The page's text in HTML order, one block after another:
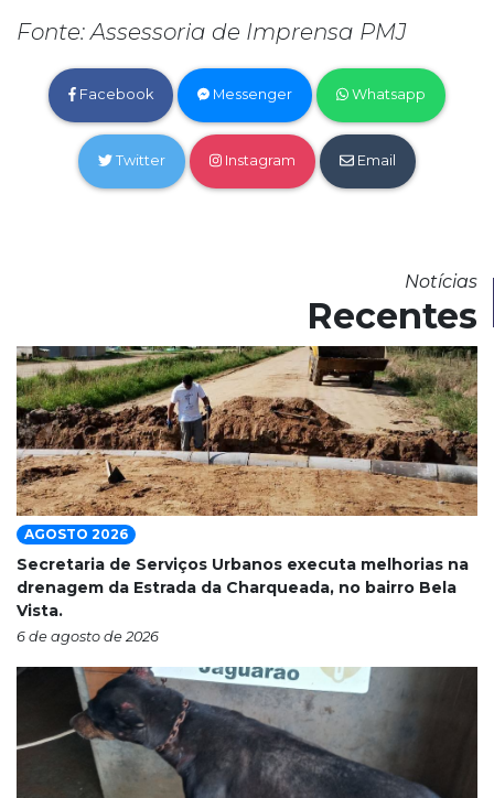
Fonte: Assessoria de Imprensa PMJ
Facebook Messenger Whatsapp
Twitter Instagram Email
Notícias
Recentes
AGOSTO 2026
Secretaria de Serviços Urbanos executa melhorias na
drenagem da Estrada da Charqueada, no bairro Bela
Vista.
6 de agosto de 2026